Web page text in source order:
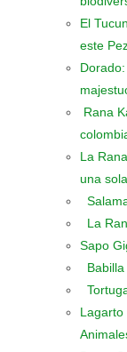
El
este
Rana
La
una
La
Sapo
Lagarto